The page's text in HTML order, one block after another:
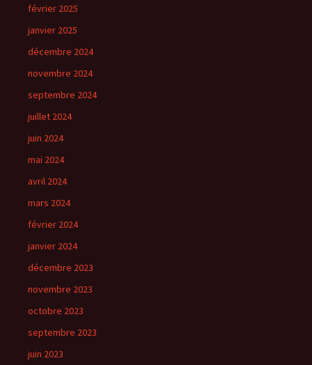
février 2025
janvier 2025
décembre 2024
novembre 2024
septembre 2024
juillet 2024
juin 2024
mai 2024
avril 2024
mars 2024
février 2024
janvier 2024
décembre 2023
novembre 2023
octobre 2023
septembre 2023
juin 2023